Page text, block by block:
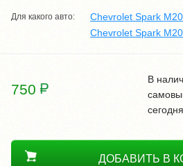
Для какого авто:
Chevrolet Spark
Chevrolet Spark
750
В
сегодня.
ДОБАВИТЬ В